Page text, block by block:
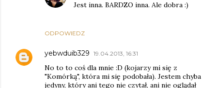
ODPOWIEDZ
Jest inna. BARDZO inna. Ale dobra :)
yebwduib329 19.04.2013, 16:31
No to to coś dla mnie :D (kojarzy mi się z
"Komórką", która mi się podobała). Jestem chyba
jedyny, który ani tego nie czytał, ani nie oglądał